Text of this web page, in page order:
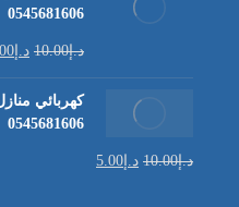
0545681606
د.إ10.00 د.إ
0545681606
د.إ10.00 د.إ 5.00